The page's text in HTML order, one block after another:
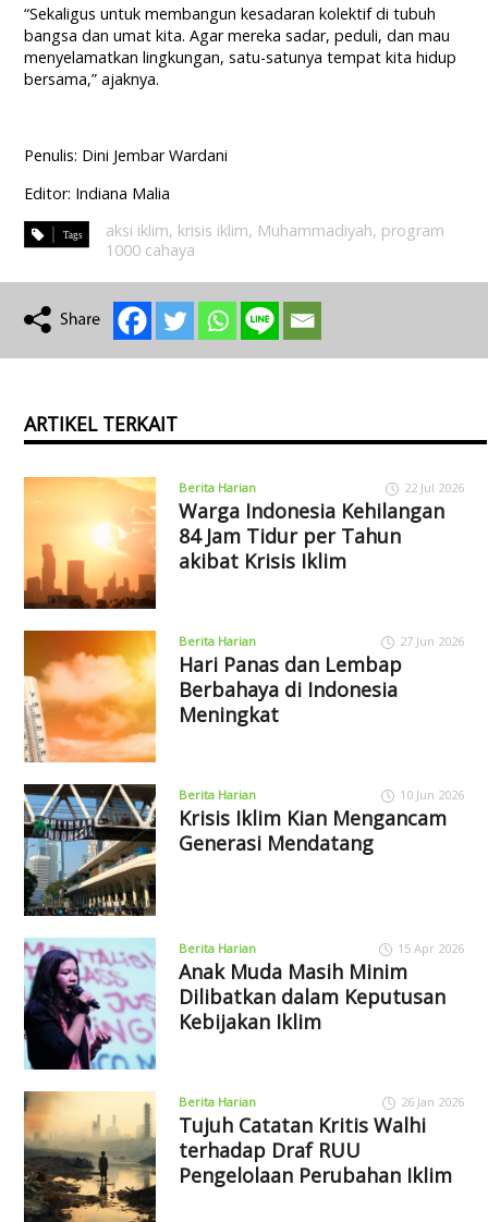
“Sekaligus untuk membangun kesadaran kolektif di tubuh
bangsa dan umat kita. Agar mereka sadar, peduli, dan mau
menyelamatkan lingkungan, satu-satunya tempat kita hidup
bersama,” ajaknya.
Penulis: Dini Jembar Wardani
Editor: Indiana Malia
aksi iklim, krisis iklim, Muhammadiyah, program
1000 cahaya
ARTIKEL TERKAIT
Berita Harian 22 Jul 2026
Warga Indonesia Kehilangan
84 Jam Tidur per Tahun
akibat Krisis Iklim
Berita Harian 27 Jun 2026
Hari Panas dan Lembap
Berbahaya di Indonesia
Meningkat
Berita Harian 10 Jun 2026
Krisis Iklim Kian Mengancam
Generasi Mendatang
Berita Harian 15 Apr 2026
Anak Muda Masih Minim
Dilibatkan dalam Keputusan
Kebijakan Iklim
Berita Harian 26 Jan 2026
Tujuh Catatan Kritis Walhi
terhadap Draf RUU
Pengelolaan Perubahan Iklim